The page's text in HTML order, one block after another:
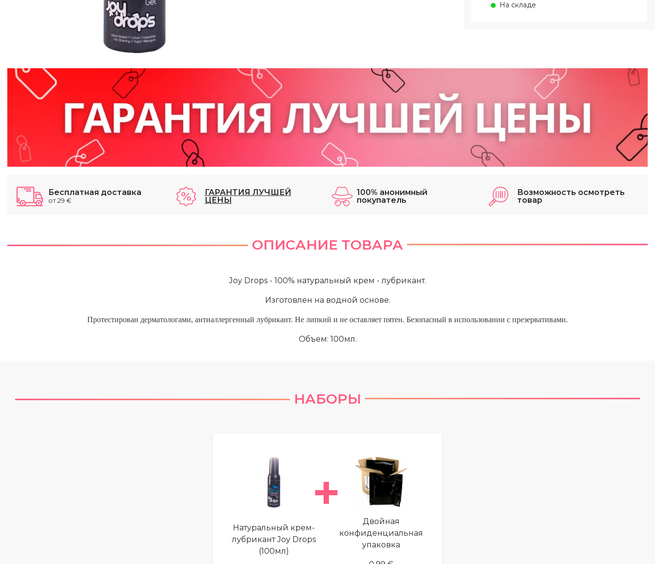
На складе
Бесплатная доставка
от 29 €
ГАРАНТИЯ ЛУЧШЕЙ
ЦЕНЫ
100% анонимный
покупатель
Возможность осмотреть
товар
ОПИСАНИЕ ТОВАРА
Joy Drops - 100% натуральный крем - лубрикант.
Изготовлен на водной основе.
Протестирован дерматологами, антиаллергенный лубрикант. Не липкий и не оставляет пятен. Безопасный в использовании с презервативами.
Объем: 100мл.
НАБОРЫ
Натуральный крем-
лубрикант Joy Drops
(100мл)
Двойная
конфиденциальная
упаковка